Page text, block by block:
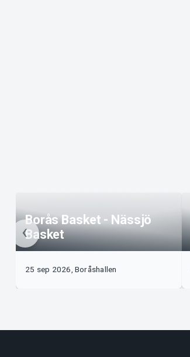
Borås Basket - Nässjö
Basket
25 sep 2026, Boråshallen